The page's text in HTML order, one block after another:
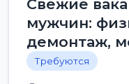
Свежие
мужчин:
демонтаж,
Требуются